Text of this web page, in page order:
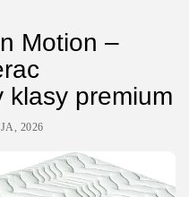
Motion –
klasy premium
2026